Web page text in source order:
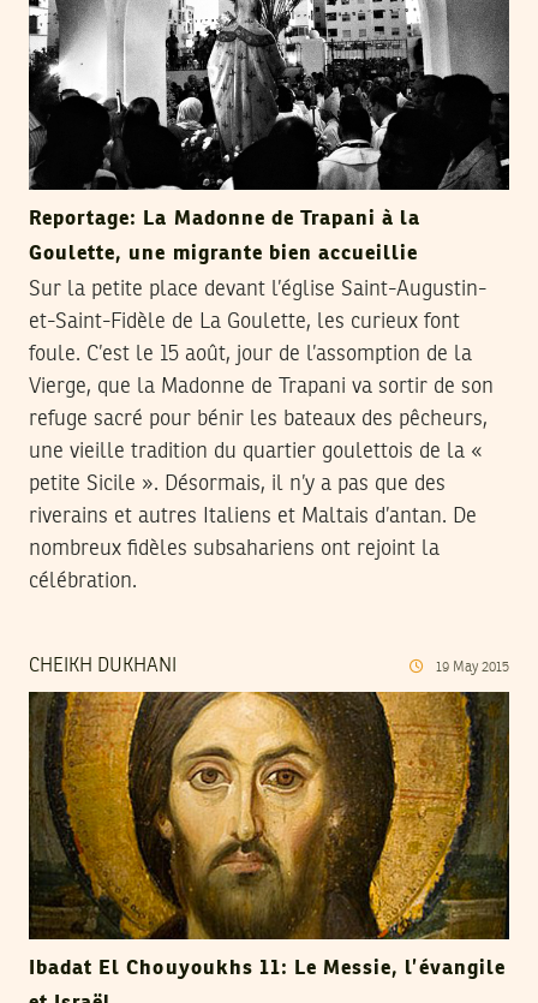
Reportage: La Madonne de Trapani à la
Goulette, une migrante bien accueillie
Sur la petite place devant l’église Saint-Augustin-
et-Saint-Fidèle de La Goulette, les curieux font
foule. C’est le 15 août, jour de l’assomption de la
Vierge, que la Madonne de Trapani va sortir de son
refuge sacré pour bénir les bateaux des pêcheurs,
une vieille tradition du quartier goulettois de la «
petite Sicile ». Désormais, il n’y a pas que des
riverains et autres Italiens et Maltais d’antan. De
nombreux fidèles subsahariens ont rejoint la
célébration.
CHEIKH DUKHANI 19 May 2015
Ibadat El Chouyoukhs 11: Le Messie, l’évangile